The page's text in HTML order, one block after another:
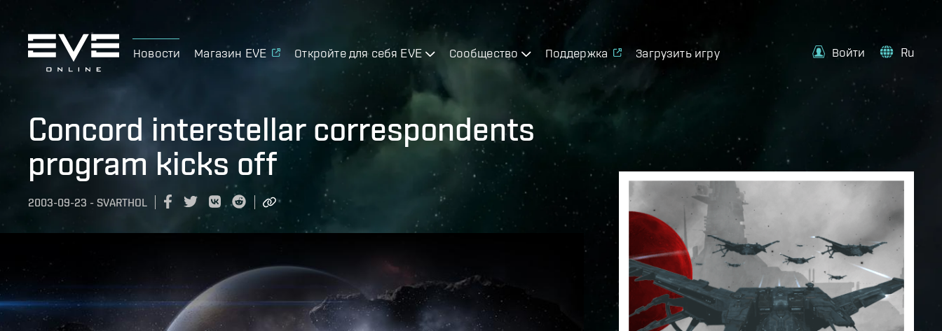
Новости Магазин EVE Откройте для себя EVE Сообщество Поддержка Загрузить игру Войти Ru
Concord interstellar correspondents
program kicks off
2003-09-23 - SVARTHOL